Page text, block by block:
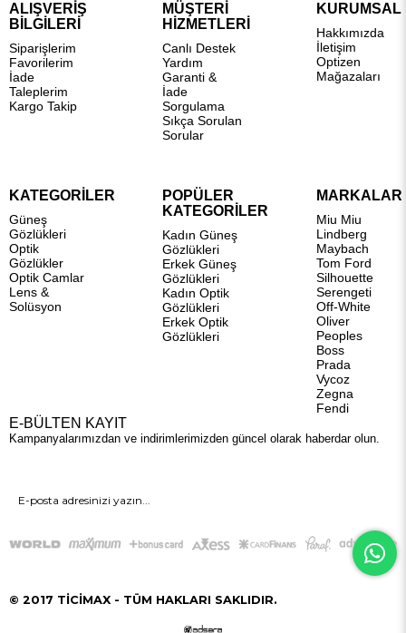
ALIŞVERİŞ
BİLGİLERİ
Siparişlerim
Favorilerim
İade
Taleplerim
Kargo Takip
MÜŞTERİ
HİZMETLERİ
Canlı Destek
Yardım
Garanti &
İade
Sorgulama
Sıkça Sorulan
Sorular
KURUMSAL
Hakkımızda
İletişim
Optizen
Mağazaları
KATEGORİLER
Güneş
Gözlükleri
Optik
Gözlükler
Optik Camlar
Lens &
Solüsyon
POPÜLER
KATEGORİLER
Kadın Güneş
Gözlükleri
Erkek Güneş
Gözlükleri
Kadın Optik
Gözlükleri
Erkek Optik
Gözlükleri
MARKALAR
Miu Miu
Lindberg
Maybach
Tom Ford
Silhouette
Serengeti
Off-White
Oliver
Peoples
Boss
Prada
Vycoz
Zegna
Fendi
E-BÜLTEN KAYIT
Kampanyalarımızdan ve indirimlerimizden güncel olarak haberdar olun.
GÖNDER
© 2017 TİCİMAX - TÜM HAKLARI SAKLIDIR.